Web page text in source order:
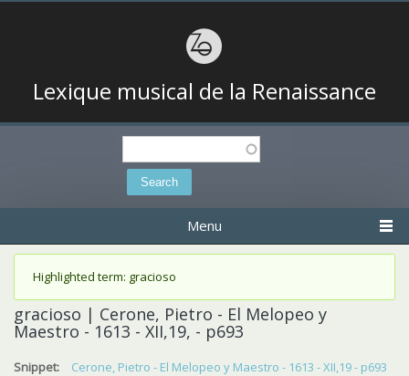
Lexique musical de la Renaissance
Search
Menu
Status message
Highlighted term: gracioso
gracioso | Cerone, Pietro - El Melopeo y
Maestro - 1613 - XII,19, - p693
Snippet:
Cerone, Pietro - El Melopeo y Maestro - 1613 - XII,19 - p693